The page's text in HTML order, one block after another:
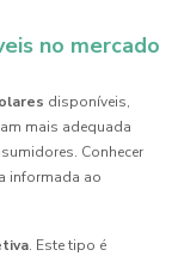
no mercado
disponíveis,
mais adequada
Conhecer
informada ao
. Este tipo é